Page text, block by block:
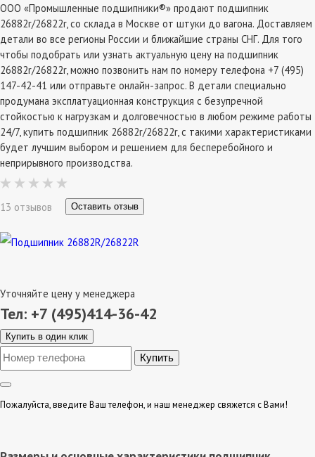
ООО «Промышленные подшипники®» продают подшипник
26882r/26822r, со склада в Москве от штуки до вагона. Доставляем
детали во все регионы России и ближайшие страны СНГ. Для того
чтобы подобрать или узнать актуальную цену на подшипник
26882r/26822r, можно позвонить нам по номеру телефона +7 (495)
147-42-41 или отправьте онлайн-запрос. В детали специально
продумана эксплатуационная конструкция с безупречной
стойкостью к нагрузкам и долговечностью в любом режиме работы
24/7, купить подшипник 26882r/26822r, с такими характеристиками
будет лучшим выбором и решением для бесперебойного и
неприрывного производства.
13 отзывов Оставить отзыв
Уточняйте цену у менеджера
Тел: +7 (495)414-36-42
Купить в один клик
Пожалуйста, введите Ваш телефон, и наш менеджер свяжется с Вами!